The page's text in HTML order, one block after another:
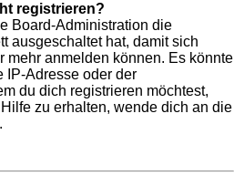
registrieren?
Board-Administration die
ausgeschaltet hat, damit sich
mehr anmelden können. Es könnte
IP-Adresse oder der
du dich registrieren möchtest,
zu erhalten, wende dich an die